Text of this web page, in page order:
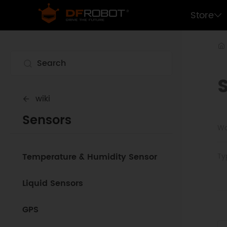
Store
wiki
Sensors
Temperature & Humidity Sensor
Liquid Sensors
GPS